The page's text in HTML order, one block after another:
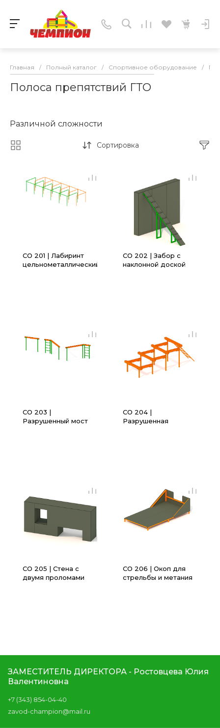
Главная / Полный каталог / Спортивное оборудование /
Полоса препятствий ГТО
Различной сложности
Сортировка
СО 201 | Лабиринт
цельнометаллический
СО 202 | Забор с
наклонной доской
СО 203 |
Разрушенный мост
СО 204 |
Разрушенная
СО 205 | Стена с
двумя проломами
СО 206 | Окоп для
стрельбы и метания
ЗАМЕСТИТЕЛЬ ДИРЕКТОРА - Ростовцева Юлия
Валентиновна
+7 (343) 854-04-40
zavod-champion@mail.ru